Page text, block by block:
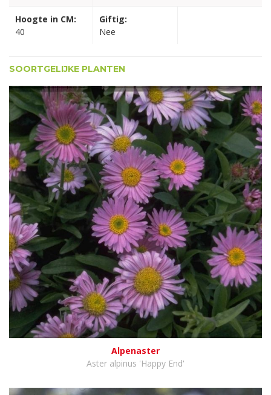
Hoogte in CM:
40
Giftig:
Nee
SOORTGELIJKE PLANTEN
Alpenaster
Aster alpinus 'Happy End'